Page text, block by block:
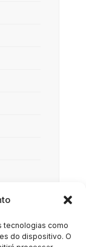
tecnologias como
do dispositivo. O